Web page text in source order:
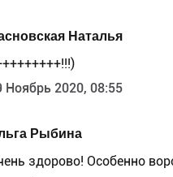
Наталья
Ноябрь 2020, 08:55
Рыбина
здорово! Особенно